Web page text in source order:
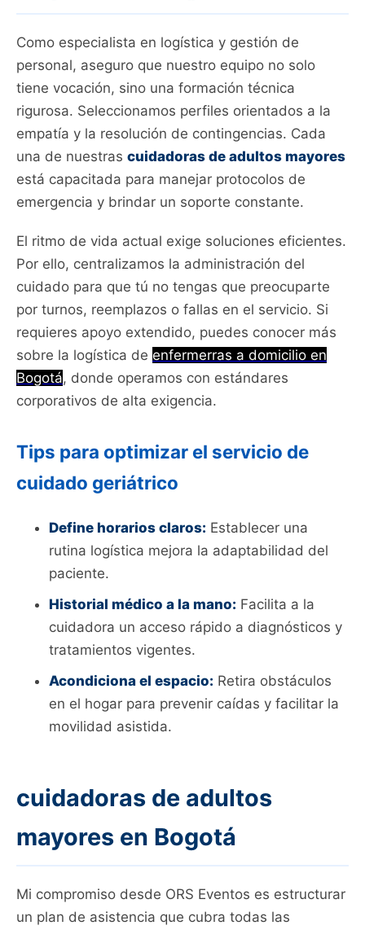
Como especialista en logística y gestión de
personal, aseguro que nuestro equipo no solo
tiene vocación, sino una formación técnica
rigurosa. Seleccionamos perfiles orientados a la
empatía y la resolución de contingencias. Cada
una de nuestras cuidadoras de adultos mayores
está capacitada para manejar protocolos de
emergencia y brindar un soporte constante.
El ritmo de vida actual exige soluciones eficientes.
Por ello, centralizamos la administración del
cuidado para que tú no tengas que preocuparte
por turnos, reemplazos o fallas en el servicio. Si
requieres apoyo extendido, puedes conocer más
sobre la logística de enfermerras a domicilio en
Bogotá, donde operamos con estándares
corporativos de alta exigencia.
Tips para optimizar el servicio de
cuidado geriátrico
Define horarios claros: Establecer una
rutina logística mejora la adaptabilidad del
paciente.
Historial médico a la mano: Facilita a la
cuidadora un acceso rápido a diagnósticos y
tratamientos vigentes.
Acondiciona el espacio: Retira obstáculos
en el hogar para prevenir caídas y facilitar la
movilidad asistida.
cuidadoras de adultos
mayores en Bogotá
Mi compromiso desde ORS Eventos es estructurar
un plan de asistencia que cubra todas las